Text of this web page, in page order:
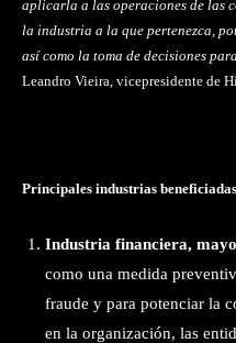
aplicarla a las operaciones de las
la industria a la que pertenezca,
así como la toma de decisiones
Leandro Vieira, vicepresidente de
Principales industrias
Industria financiera,
como una medida
fraude y para potenciar la
en la organización, las